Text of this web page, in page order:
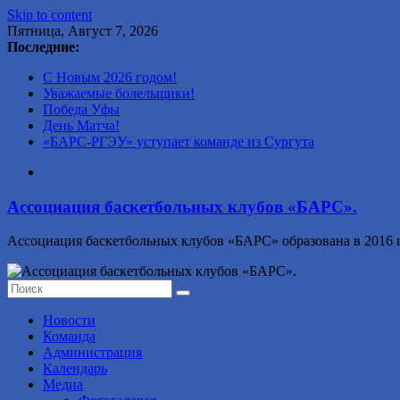
Skip to content
Пятница, Август 7, 2026
Последние:
С Новым 2026 годом!
Уважаемые болельщики!
Победа Уфы
День Матча!
«БАРС-РГЭУ» уступает команде из Сургута
Ассоциация баскетбольных клубов «БАРС».
Ассоциация баскетбольных клубов «БАРС» образована в 2016
Новости
Команда
Администрация
Календарь
Медиа